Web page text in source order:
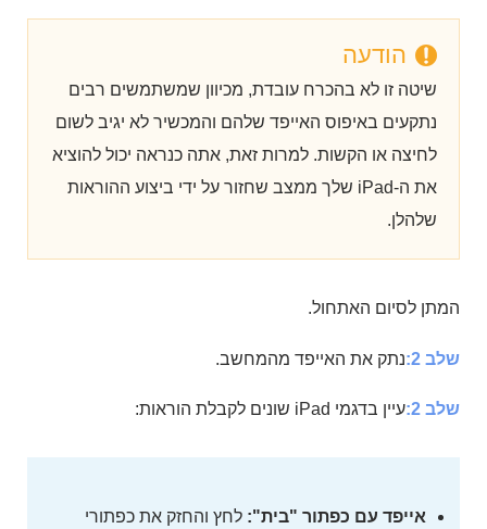
הודעה
שיטה זו לא בהכרח עובדת, מכיוון שמשתמשים רבים
נתקעים באיפוס האייפד שלהם והמכשיר לא יגיב לשום
לחיצה או הקשות. למרות זאת, אתה כנראה יכול להוציא
את ה-iPad שלך ממצב שחזור על ידי ביצוע ההוראות
שלהלן.
המתן לסיום האתחול.
שלב 2: נתק את האייפד מהמחשב.
שלב 2: עיין בדגמי iPad שונים לקבלת הוראות:
אייפד עם כפתור "בית": לחץ והחזק את כפתורי